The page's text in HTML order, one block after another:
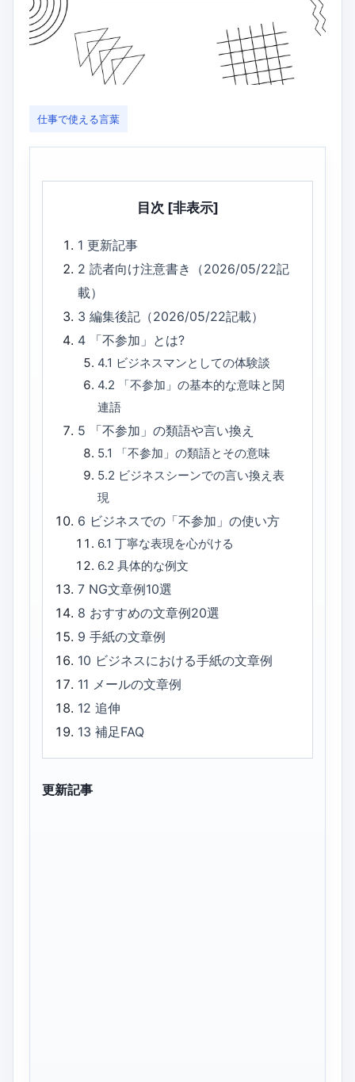
仕事で使える言葉
目次 [非表示]
1更新記事
2読者向け注意書き（2026/05/22記
載）
3編集後記（2026/05/22記載）
4
「不参加」とは?
4.1 ビジネスマンとしての体験談
4.2
「不参加」の基本的な意味と関
連語
5 「不参加」の類語や言い換え
5.1
「不参加」の類語とその意味
5.2 ビジネスシーンでの言い換え表
現
6 ビジネスでの「不参加」の使い方
6.1 丁寧な表現を心がける
6.2 具体的な例文
7 NG文章例10選
8 おすすめの文章例20選
9手紙の文章例
10 ビジネスにおける手紙の文章例
11 メールの文章例
12追伸
13補足FAQ
更新記事